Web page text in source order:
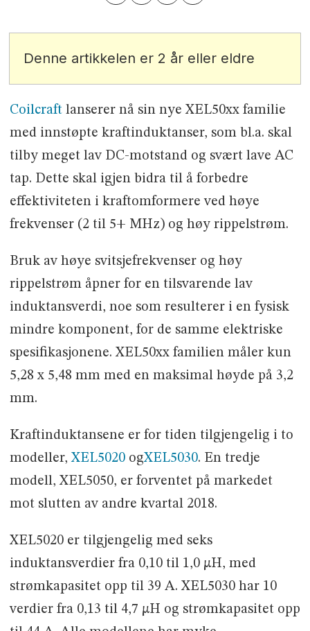
Denne artikkelen er 2 år eller eldre
Coilcraftlanserer nå sin nye XEL50xx familie
med innstøpte kraftinduktanser, som bl.a. skal
tilby meget lav DC-motstand og svært lave AC
tap. Dette skal igjen bidra til å forbedre
effektiviteten i kraftomformere ved høye
frekvenser (2 til 5+ MHz) og høy rippelstrøm.
Bruk av høye svitsjefrekvenser og høy
rippelstrøm åpner for en tilsvarende lav
induktansverdi, noe som resulterer i en fysisk
mindre komponent, for de samme elektriske
spesifikasjonene. XEL50xx familien måler kun
5,28 x 5,48 mm med en maksimal høyde på 3,2
mm.
Kraftinduktansene er for tiden tilgjengelig i to
modeller,XEL5020ogXEL5030. En tredje
modell, XEL5050, er forventet på markedet
mot slutten av andre kvartal 2018.
XEL5020 er tilgjengelig med seks
induktansverdier fra 0,10 til 1,0 µH, med
strømkapasitet opp til 39 A. XEL5030 har 10
verdier fra 0,13 til 4,7 µH og strømkapasitet opp